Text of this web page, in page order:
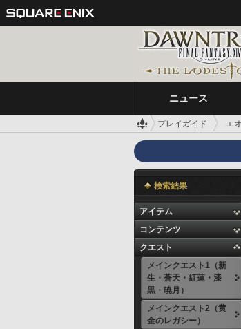
ニュース
プレイガイド エ
検索結果
アイテム
コンテンツ
クエスト
メインクエスト1（新
生・蒼天・紅蓮・漆
黒・暁月）
メインクエスト2（黄
金のレガシー）